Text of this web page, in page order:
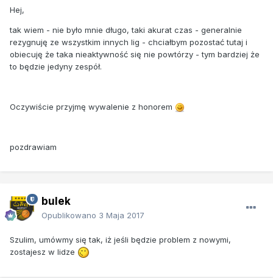
Hej,
tak wiem - nie było mnie długo, taki akurat czas - generalnie
rezygnuję ze wszystkim innych lig - chciałbym pozostać tutaj i
obiecuję że taka nieaktywność się nie powtórzy - tym bardziej że
to będzie jedyny zespół.
Oczywiście przyjmę wywalenie z honorem
pozdrawiam
bulek
Opublikowano 3 Maja 2017
Szulim, umówmy się tak, iż jeśli będzie problem z nowymi,
zostajesz w lidze